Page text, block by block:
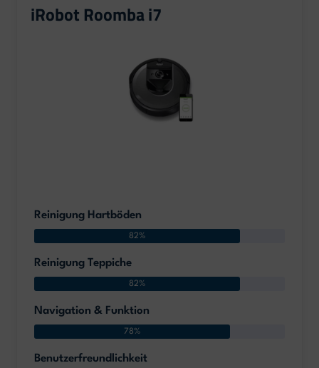
iRobot Roomba i7
Reinigung Hartböden
82%
Reinigung Teppiche
82%
Navigation & Funktion
78%
Benutzerfreundlichkeit